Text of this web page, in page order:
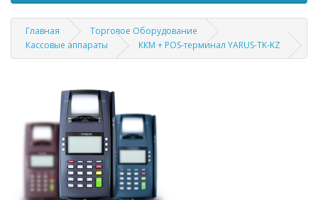
Главная
Торговое Оборудование
Кассовые аппараты
ККМ + POS-терминал YARUS-TK-KZ